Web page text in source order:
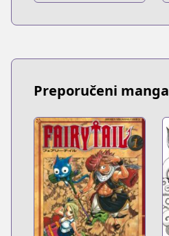
Preporučeni manga